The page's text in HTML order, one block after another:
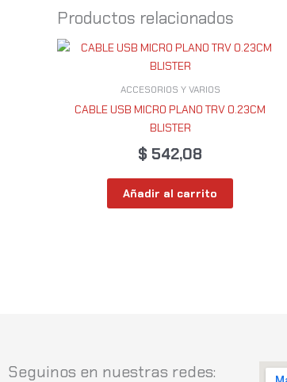
Productos relacionados
ACCESORIOS Y VARIOS
CABLE USB MICRO PLANO TRV 0.23CM
BLISTER
$ 542,08
Añadir al carrito
Seguinos en nuestras redes: